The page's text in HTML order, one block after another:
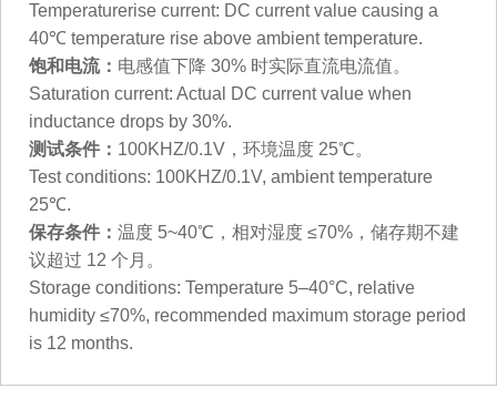
Temperaturerise current: DC current value causing a
40℃ temperature rise above ambient temperature.
饱和电流： 电感值下降 30% 时实际直流电流值。
Saturation current: Actual DC current value when
inductance drops by 30%.
测试条件： 100KHZ/0.1V，环境温度 25℃。
Test conditions: 100KHZ/0.1V, ambient temperature
25℃.
保存条件： 温度 5~40℃，相对湿度 ≤70%，储存期不建
议超过 12 个月。
Storage conditions: Temperature 5–40°C, relative
humidity ≤70%, recommended maximum storage period
is 12 months.